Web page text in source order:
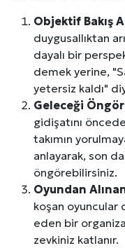
Objektif Bakış
duygusallıktan
dayalı bir
demek yerine,
yetersiz kaldı"
Geleceği
gidişatını
takımın
anlayarak, son
öngörebilirsiniz.
Oyundan
koşan oyuncular
eden bir
zevkiniz katlanır.